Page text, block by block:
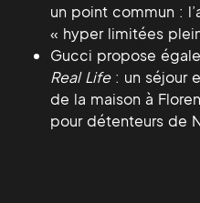
un point commun :
« hyper limitées
Gucci propose
Real Life: un séjour
de la maison à
pour détenteurs de